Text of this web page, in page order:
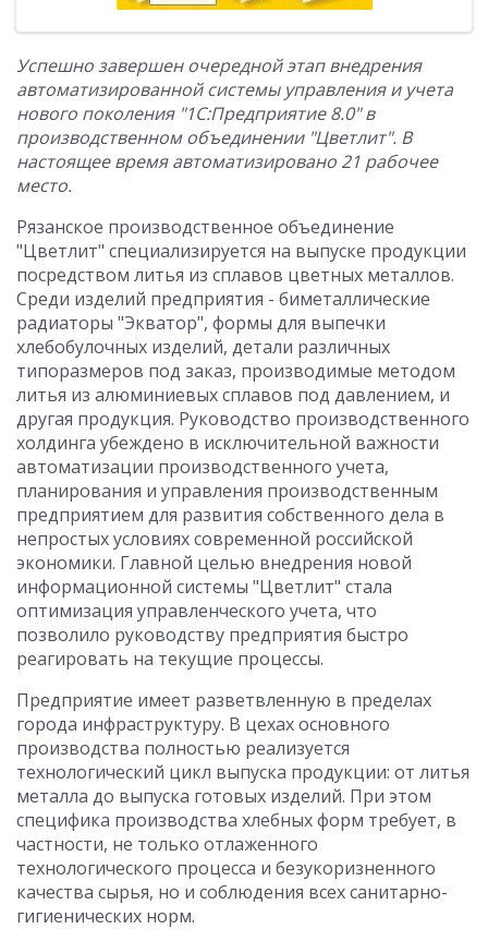
Успешно завершен очередной этап внедрения
автоматизированной системы управления и учета
нового поколения "1С:Предприятие 8.0" в
производственном объединении "Цветлит". В
настоящее время автоматизировано 21 рабочее
место.
Рязанское производственное объединение
"Цветлит" специализируется на выпуске продукции
посредством литья из сплавов цветных металлов.
Среди изделий предприятия - биметаллические
радиаторы "Экватор", формы для выпечки
хлебобулочных изделий, детали различных
типоразмеров под заказ, производимые методом
литья из алюминиевых сплавов под давлением, и
другая продукция. Руководство производственного
холдинга убеждено в исключительной важности
автоматизации производственного учета,
планирования и управления производственным
предприятием для развития собственного дела в
непростых условиях современной российской
экономики. Главной целью внедрения новой
информационной системы "Цветлит" стала
оптимизация управленческого учета, что
позволило руководству предприятия быстро
реагировать на текущие процессы.
Предприятие имеет разветвленную в пределах
города инфраструктуру. В цехах основного
производства полностью реализуется
технологический цикл выпуска продукции: от литья
металла до выпуска готовых изделий. При этом
специфика производства хлебных форм требует, в
частности, не только отлаженного
технологического процесса и безукоризненного
качества сырья, но и соблюдения всех санитарно-
гигиенических норм.